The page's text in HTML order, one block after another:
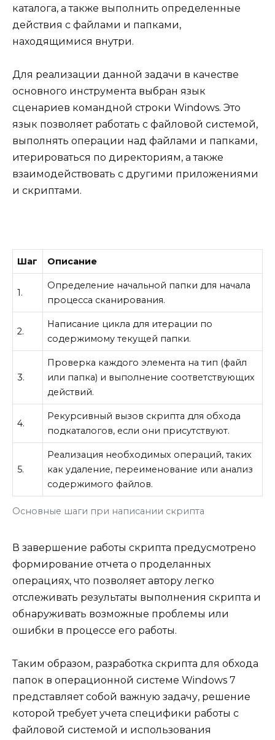
каталога, а также выполнить определенные
действия с файлами и папками,
находящимися внутри.
Для реализации данной задачи в качестве
основного инструмента выбран язык
сценариев командной строки Windows. Это
язык позволяет работать с файловой системой,
выполнять операции над файлами и папками,
итерироваться по директориям, а также
взаимодействовать с другими приложениями
и скриптами.
Основные шаги при написании скрипта
Шаг Описание
1.
Определение начальной папки для начала
процесса сканирования.
2.
Написание цикла для итерации по
содержимому текущей папки.
3.
Проверка каждого элемента на тип (файл
или папка) и выполнение соответствующих
действий.
4.
Рекурсивный вызов скрипта для обхода
подкаталогов, если они присутствуют.
5.
Реализация необходимых операций, таких
как удаление, переименование или анализ
содержимого файлов.
В завершение работы скрипта предусмотрено
формирование отчета о проделанных
операциях, что позволяет автору легко
отслеживать результаты выполнения скрипта и
обнаруживать возможные проблемы или
ошибки в процессе его работы.
Таким образом, разработка скрипта для обхода
папок в операционной системе Windows 7
представляет собой важную задачу, решение
которой требует учета специфики работы с
файловой системой и использования